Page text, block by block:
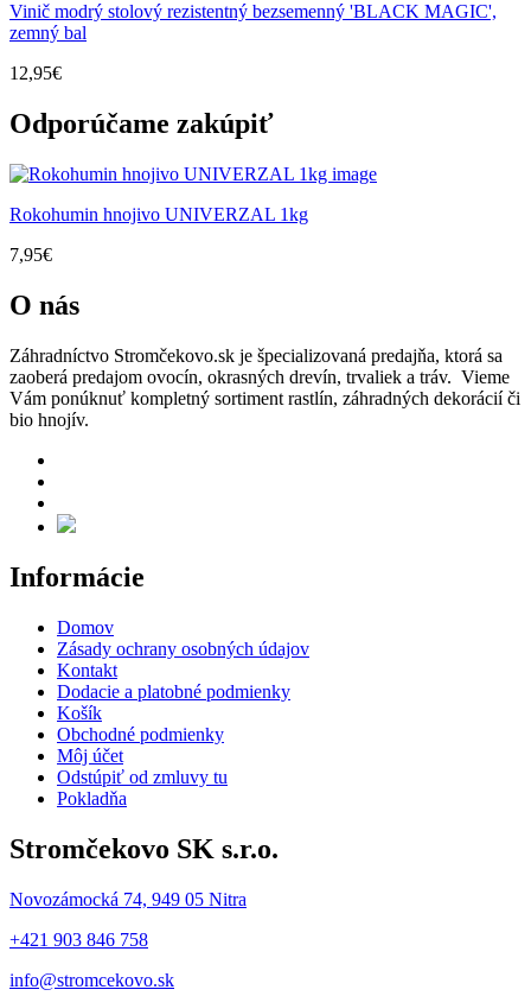
Vinič modrý stolový rezistentný bezsemenný 'BLACK MAGIC',
zemný bal
12,95€
Odporúčame zakúpiť
Rokohumin hnojivo UNIVERZAL 1kg
7,95€
O nás
Záhradníctvo Stromčekovo.sk je špecializovaná predajňa, ktorá sa
zaoberá predajom ovocín, okrasných drevín, trvaliek a tráv. Vieme
Vám ponúknuť kompletný sortiment rastlín, záhradných dekorácií či
bio hnojív.
Informácie
Domov
Zásady ochrany osobných údajov
Kontakt
Dodacie a platobné podmienky
Košík
Obchodné podmienky
Môj účet
Odstúpiť od zmluvy tu
Pokladňa
Stromčekovo SK s.r.o.
Novozámocká 74, 949 05 Nitra
+421 903 846 758
info@stromcekovo.sk